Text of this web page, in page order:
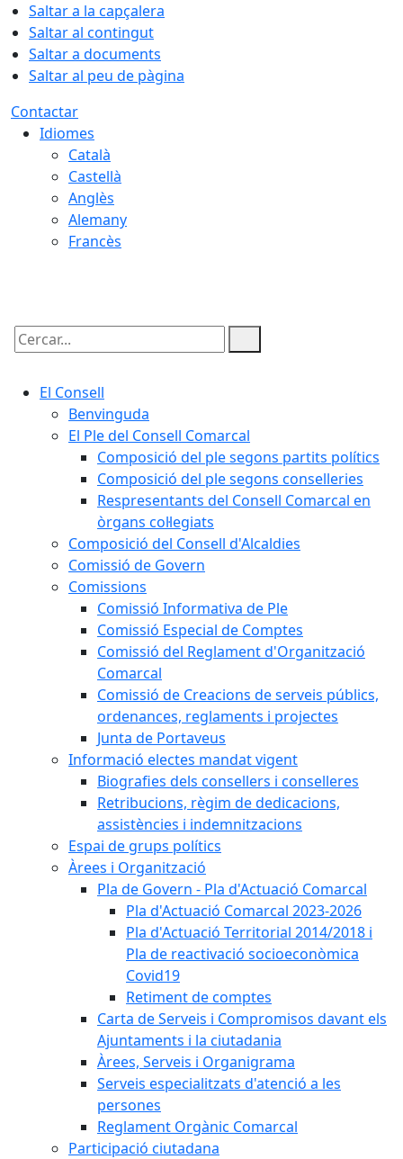
Saltar a la capçalera
Saltar al contingut
Saltar a documents
Saltar al peu de pàgina
Contactar
Idiomes
Català
Castellà
Anglès
Alemany
Francès
Cercar:
El Consell
Benvinguda
El Ple del Consell Comarcal
Composició del ple segons partits polítics
Composició del ple segons conselleries
Respresentants del Consell Comarcal en
òrgans col·legiats
Composició del Consell d'Alcaldies
Comissió de Govern
Comissions
Comissió Informativa de Ple
Comissió Especial de Comptes
Comissió del Reglament d'Organització
Comarcal
Comissió de Creacions de serveis públics,
ordenances, reglaments i projectes
Junta de Portaveus
Informació electes mandat vigent
Biografies dels consellers i conselleres
Retribucions, règim de dedicacions,
assistències i indemnitzacions
Espai de grups polítics
Àrees i Organització
Pla de Govern - Pla d'Actuació Comarcal
Pla d'Actuació Comarcal 2023-2026
Pla d'Actuació Territorial 2014/2018 i
Pla de reactivació socioeconòmica
Covid19
Retiment de comptes
Carta de Serveis i Compromisos davant els
Ajuntaments i la ciutadania
Àrees, Serveis i Organigrama
Serveis especialitzats d'atenció a les
persones
Reglament Orgànic Comarcal
Participació ciutadana